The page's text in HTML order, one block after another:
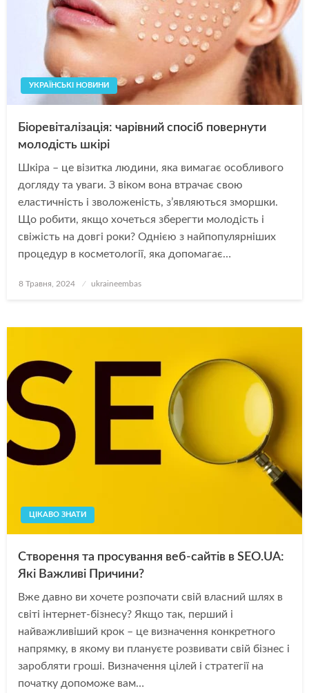
УКРАЇНСЬКІ НОВИНИ
Біоревіталізація: чарівний спосіб повернути
молодість шкірі
Шкіра – це візитка людини, яка вимагає особливого
догляду та уваги. З віком вона втрачає свою
еластичність і зволоженість, з’являються зморшки.
Що робити, якщо хочеться зберегти молодість і
свіжість на довгі роки? Однією з найпопулярніших
процедур в косметології, яка допомагає…
Опубліковано
8 Травня, 2024 ukraineembas
ЦІКАВО ЗНАТИ
Створення та просування веб-сайтів в SEO.UA:
Які Важливі Причини?
Вже давно ви хочете розпочати свій власний шлях в
світі інтернет-бізнесу? Якщо так, перший і
найважливіший крок – це визначення конкретного
напрямку, в якому ви плануєте розвивати свій бізнес і
заробляти гроші. Визначення цілей і стратегії на
початку допоможе вам…